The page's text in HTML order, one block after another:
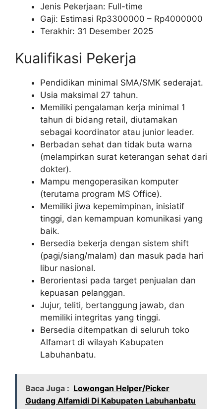
Jenis Pekerjaan: Full-time
Gaji: Estimasi Rp3300000 – Rp4000000
Terakhir: 31 Desember 2025
Kualifikasi Pekerja
Pendidikan minimal SMA/SMK sederajat.
Usia maksimal 27 tahun.
Memiliki pengalaman kerja minimal 1
tahun di bidang retail, diutamakan
sebagai koordinator atau junior leader.
Berbadan sehat dan tidak buta warna
(melampirkan surat keterangan sehat dari
dokter).
Mampu mengoperasikan komputer
(terutama program MS Office).
Memiliki jiwa kepemimpinan, inisiatif
tinggi, dan kemampuan komunikasi yang
baik.
Bersedia bekerja dengan sistem shift
(pagi/siang/malam) dan masuk pada hari
libur nasional.
Berorientasi pada target penjualan dan
kepuasan pelanggan.
Jujur, teliti, bertanggung jawab, dan
memiliki integritas yang tinggi.
Bersedia ditempatkan di seluruh toko
Alfamart di wilayah Kabupaten
Labuhanbatu.
Baca Juga : Lowongan Helper/Picker
Gudang Alfamidi Di Kabupaten Labuhanbatu